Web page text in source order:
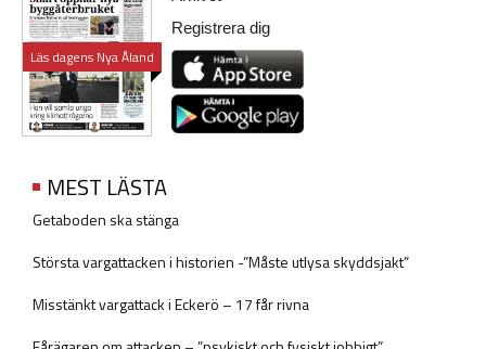
Läs dagens Nya Åland
Registrera dig
MEST LÄSTA
Getaboden ska stänga
Största vargattacken i historien -”Måste utlysa skyddsjakt”
Misstänkt vargattack i Eckerö – 17 får rivna